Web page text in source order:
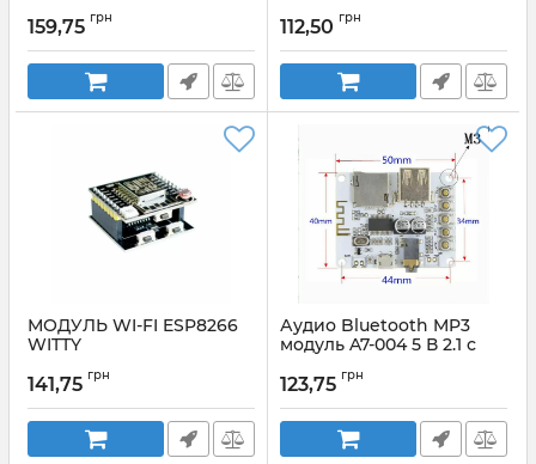
159,75 грн
Артикул: BT201
112,50 грн
МОДУЛЬ WI-FI ESP8266
WITTY
141,75 грн
Аудио Bluetooth MP3
модуль A7-004 5 В 2.1 с
памяти
Артикул: модульA7-0045В2.1
123,75 грн